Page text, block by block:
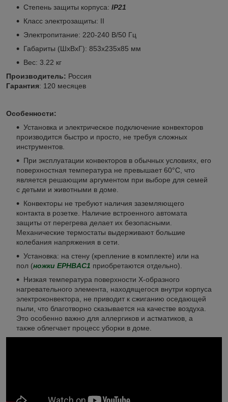
Степень защиты корпуса: IP21
Класс электрозащиты: II
Электропитание: 220-240 В/50 Гц
Габариты (ШхВхГ): 853х235х85 мм
Вес: 3.22 кг
Производитель: Россия
Гарантия: 120 месяцев
Особенности:
Установка и электрическое подключение конвекторов
производится быстро и просто, не требуя сложных
инструментов.
При эксплуатации конвекторов в обычных условиях, его
поверхностная температура не превышает 60°С, что
является решающим аргументом при выборе для семей
с детьми и животными в доме.
Конвекторы не требуют наличия заземляющего
контакта в розетке. Наличие встроенного автомата
защиты от перегрева делает их безопасными.
Механические термостаты выдерживают большие
колебания напряжения в сети.
Установка: на стену (крепление в комплекте) или на
пол (ножки EPHBAC1 приобретаются отдельно).
Низкая температура поверхности Х-образного
нагревательного элемента, находящегося внутри корпуса
электроконвектора, не приводит к сжиганию оседающей
пыли, что благотворно сказывается на качестве воздуха.
Это особенно важно для аллергиков и астматиков, а
также облегчает процесс уборки в доме.